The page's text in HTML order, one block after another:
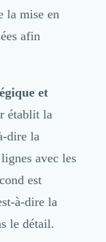
la mise en
afin
et
établit la
dire la
avec les
est
à-dire la
le détail.